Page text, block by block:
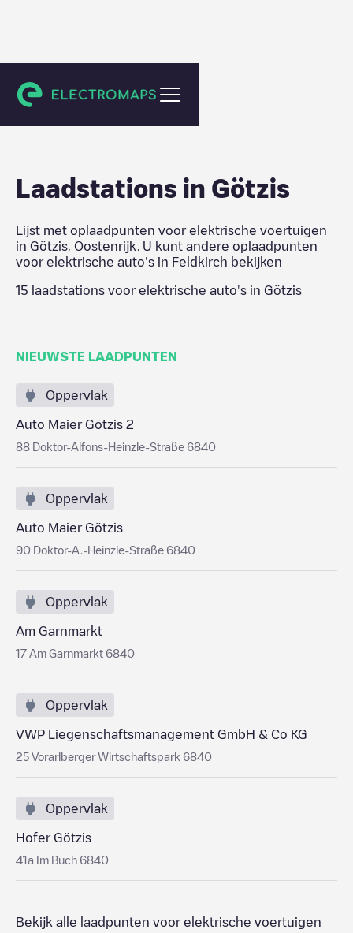
Feldkirch
Laadstations in Götzis
Lijst met oplaadpunten voor elektrische voertuigen
in Götzis Oostenrijk
. U kunt andere oplaadpunten
voor elektrische auto's in Feldkirch bekijken
15 laadstations voor elektrische auto's in Götzis
NIEUWSTE LAADPUNTEN
Oppervlak
Auto Maier Götzis 2
88 Doktor-Alfons-Heinzle-Straße 6840
Oppervlak
Auto Maier Götzis
90 Doktor-A.-Heinzle-Straße 6840
Oppervlak
Am Garnmarkt
17 Am Garnmarkt 6840
Oppervlak
VWP Liegenschaftsmanagement GmbH & Co KG
25 Vorarlberger Wirtschaftspark 6840
Oppervlak
Hofer Götzis
41a Im Buch 6840
Bekijk alle laadpunten voor elektrische voertuigen